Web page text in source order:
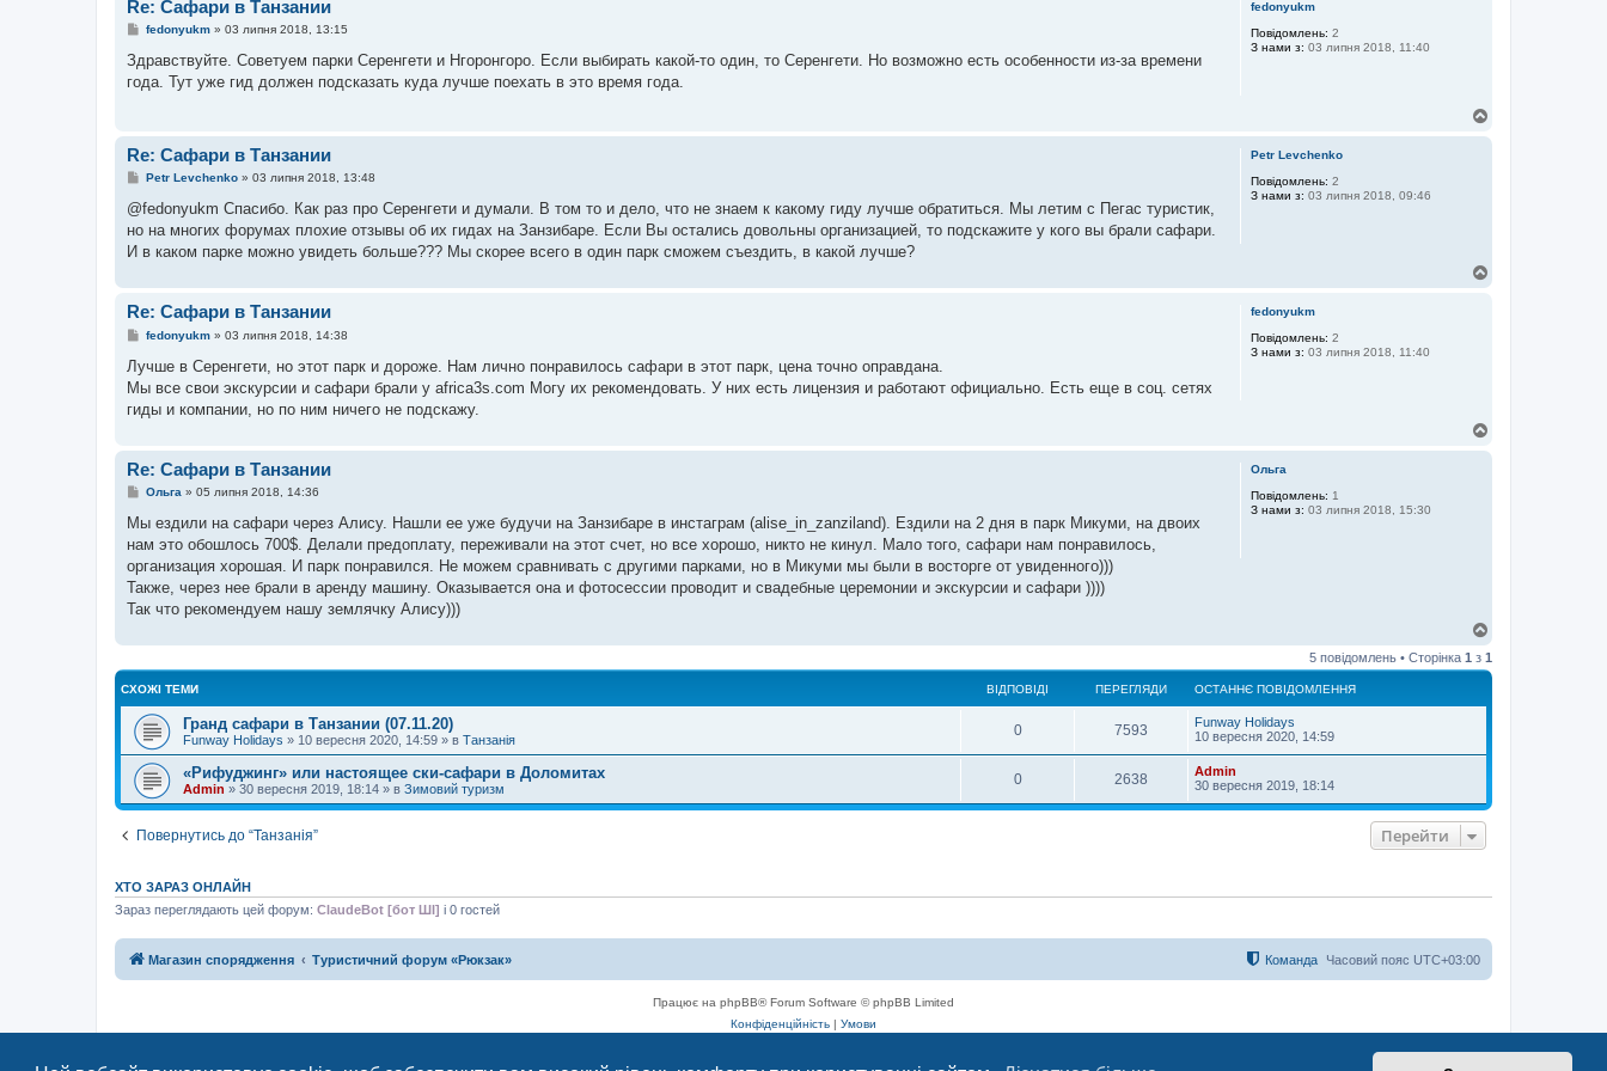
fedonyukm
Повідомлень: 2
З нами з: 03 липня 2018, 11:40
Re: Сафари в Танзании
П
в
д
н
н
я
fedonyukm» 03 липня 2018, 13:15
Здравствуйте. Советуем парки Серенгети и Нгоронгоро. Если выбирать какой-то один, то Серенгети. Но возможно есть особенности из-за времени
года. Тут уже гид должен подсказать куда лучше поехать в это время года.
Petr Levchenko
Повідомлень: 2
З нами з: 03 липня 2018, 09:46
Re: Сафари в Танзании
П
в
д
о
е
н
я
Petr Levchenko» 03 липня 2018, 13:48
@fedonyukm Спасибо. Как раз про Серенгети и думали. В том то и дело, что не знаем к какому гиду лучше обратиться. Мы летим с Пегас туристик,
но на многих форумах плохие отзывы об их гидах на Занзибаре. Если Вы остались довольны организацией, то подскажите у кого вы брали сафари.
И в каком парке можно увидеть больше??? Мы скорее всего в один парк сможем съездить, в какой лучше?
fedonyukm
Повідомлень: 2
З нами з: 03 липня 2018, 11:40
Re: Сафари в Танзании
П
в
і
д
о
м
е
н
я
fedonyukm» 03 липня 2018, 14:38
Лучше в Серенгети, но этот парк и дороже. Нам лично понравилось сафари в этот парк, цена точно оправдана.
Мы все свои экскурсии и сафари брали у africa3s.com Могу их рекомендовать. У них есть лицензия и работают официально. Есть еще в соц. сетях
гиды и компании, но по ним ничего не подскажу.
Ольга
Повідомлень: 1
З нами з: 03 липня 2018, 15:30
Re: Сафари в Танзании
П
в
д
о
л
е
я
Ольга » 05 липня 2018, 14:36
Мы ездили на сафари через Алису. Нашли ее уже будучи на Занзибаре в инстаграм (alise_in_zanziland). Ездили на 2 дня в парк Микуми, на двоих
нам это обошлось 700$. Делали предоплату, переживали на этот счет, но все хорошо, никто не кинул. Мало того, сафари нам понравилось,
организация хорошая. И парк понравился. Не можем сравнивать с другими парками, но в Микуми мы были в восторге от увиденного)))
Также, через нее брали в аренду машину. Оказывается она и фотосессии проводит и свадебные церемонии и экскурсии и сафари ))))
Так что рекомендуем нашу землячку Алису)))
г
о
5 повідомлень • Сторінка 1 з 1
СХОЖІ ТЕМИ ВІДПОВІДІ ПЕРЕГЛЯДИ ОСТАННЄ ПОВІДОМЛЕННЯ
Гранд сафари в Танзании (07.11.20)
Funway Holidays » 10 вересня 2020, 14:59 » в Танзанія
0 7593
Funway Holidays
10 вересня 2020, 14:59
«Рифуджинг» или настоящее ски-сафари в Доломитах
Admin » 30 вересня 2019, 18:14 » в Зимовий туризм
0 2638
Admin
30 вересня 2019, 18:14
Повернутись до “Танзанія” Перейти
ХТО ЗАРАЗ ОНЛАЙН
Зараз переглядають цей форум: ClaudeBot [бот ШІ] і 0 гостей
Магазин спорядження Туристичний форум «Рюкзак» Часовий пояс UTC+03:00
Команда
Працює на phpBB® Forum Software © phpBB Limited
Конфіденційність | Умови